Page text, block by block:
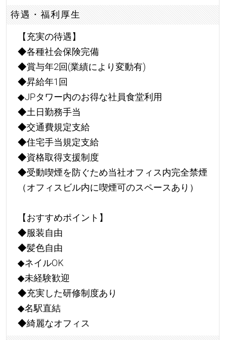
待遇・福利厚生
【充実の待遇】
◆各種社会保険完備
◆賞与年2回(業績により変動有)
◆昇給年1回
◆JPタワー内のお得な社員食堂利用
◆土日勤務手当
◆交通費規定支給
◆住宅手当規定支給
◆資格取得支援制度
◆受動喫煙を防ぐため当社オフィス内完全禁煙
（オフィスビル内に喫煙可のスペースあり）
【おすすめポイント】
◆服装自由
◆髪色自由
◆ネイルOK
◆未経験歓迎
◆充実した研修制度あり
◆名駅直結
◆綺麗なオフィス